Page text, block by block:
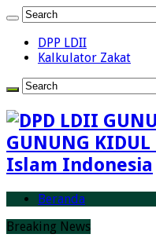
DPP LDII
Kalkulator Zakat
GUNUNG
Islam Indonesia
Beranda
Breaking News